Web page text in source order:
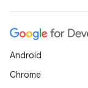
Android
Chrome